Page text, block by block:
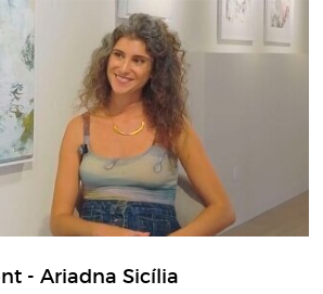
- Ariadna Sicília